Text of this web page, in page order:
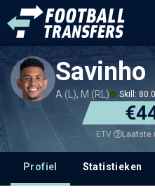
Savinho
A (L), M (RL) Skill: 80.0
ETV Laatste
Profiel Statistieken